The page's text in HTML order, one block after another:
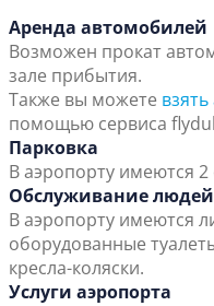
Аренда автомобилей
Возможен прокат
зале прибытия.
Также вы можете
помощью сервиса
Парковка
В аэропорту имеются
Обслуживание
В аэропорту имеются
оборудованные
кресла-коляски.
Услуги аэропорта